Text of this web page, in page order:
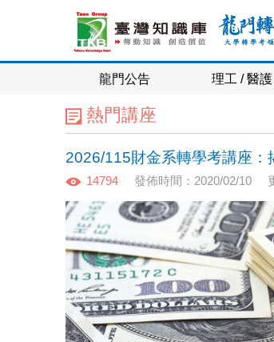
龍門公告 理工 / 醫護
熱門講座
2026/115財金系轉學考講座：
14794 發佈時間：2020/02/10